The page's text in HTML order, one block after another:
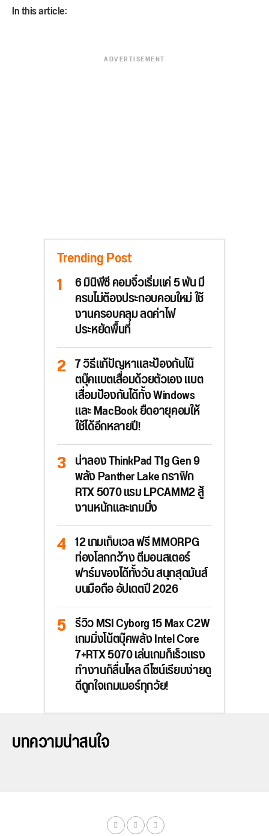
In this article:
ADVERTISEMENT
Trending Post
6 มินิพีซี คอมจิ๋วเริ่มแค่ 5 พัน มี
ครบไม่ต้องประกอบคอมใหม่ ใช้
งานครอบคลุม ลดค่าไฟ
ประหยัดพื้นที่
7 วิธีแก้ปัญหาและป้องกันโน๊
ตบุ๊คแบตเสื่อมด้วยตัวเอง แบต
เสื่อมป้องกันได้ทั้ง Windows
และ MacBook ยืดอายุคอมให้
ใช้ได้อีกหลายปี!
น่าลอง ThinkPad T1g Gen 9
พลัง Panther Lake กราฟิก
RTX 5070 แรม LPCAMM2 สู้
งานหนักและเกมมิ่ง
12 เกมเก็บเวล ฟรี MMORPG
ท่องโลกกว้าง ตีมอนสเตอร์
ฟาร์มของได้ทั้งวัน สนุกสุดมันส์
บนมือถือ อัปเดตปี 2026
รีวิว MSI Cyborg 15 Max C2W
เกมมิ่งโน้ตบุ๊คพลัง Intel Core
7+RTX 5070 เล่นเกมก็เร็วแรง
ทำงานก็ลื่นไหล ดีไซน์เรียบง่ายดู
ดีถูกใจเกมเมอร์ทุกวัย!
บทความน่าสนใจ